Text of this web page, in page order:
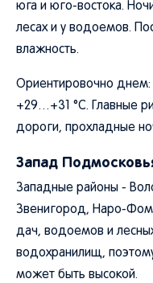
юга и юго-востока.
лесах и у водоемов.
влажность.
Ориентировочно
+29…+31 °C. Главные
дороги, прохладные
Запад
Западные районы -
Звенигород, Наро-
дач, водоемов и
водохранилищ,
может быть высокой.